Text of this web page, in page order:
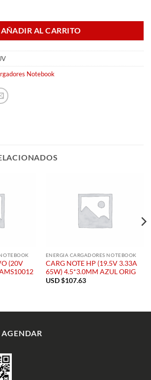
AÑADIR AL CARRITO
Notebook
(20V
ENERGIA CARGADORES NOTEBOOK
CARG NOTE HP (19.5V 3.33A
65W) 4.5*3.0MM AZUL ORIG
USD $107.63
AGENDAR